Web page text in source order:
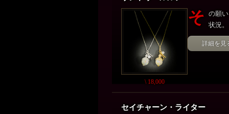
\ 18,000
そ の願
状況
詳細を見
セイチャーン・ライター